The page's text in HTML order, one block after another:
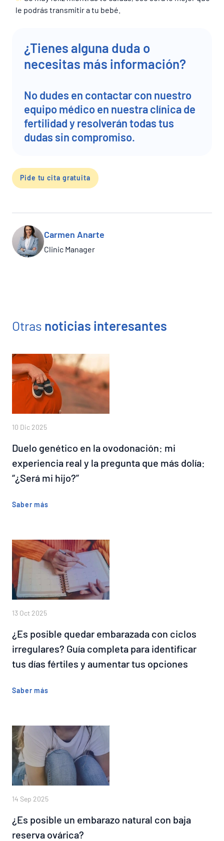
le podrás transmitir a tu bebé.
¿Tienes alguna duda o
necesitas más información?
No dudes en contactar con nuestro
equipo médico en nuestra clínica de
fertilidad y resolverán todas tus
dudas sin compromiso.
Pide tu cita gratuita
Carmen Anarte
Clinic Manager
Otras noticias interesantes
Duelo genético en la ovodonación: mi
experiencia real y la pregunta que más dolía:
“¿Será mi hijo?”
10 Dic 2025
Saber más
¿Es posible quedar embarazada con ciclos
irregulares? Guía completa para identificar
tus días fértiles y aumentar tus opciones
13 Oct 2025
Saber más
¿Es posible un embarazo natural con baja
reserva ovárica?
14 Sep 2025